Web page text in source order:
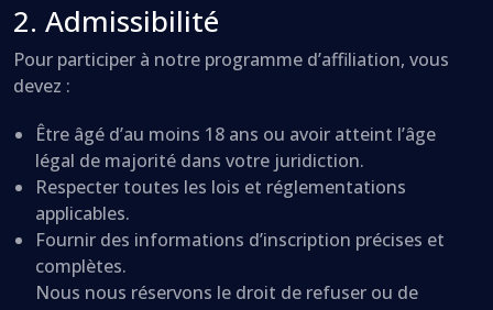
2. Admissibilité
Pour participer à notre programme d’affiliation, vous
devez :
Être âgé d’au moins 18 ans ou avoir atteint l’âge
légal de majorité dans votre juridiction.
Respecter toutes les lois et réglementations
applicables.
Fournir des informations d’inscription précises et
complètes.
Nous nous réservons le droit de refuser ou de